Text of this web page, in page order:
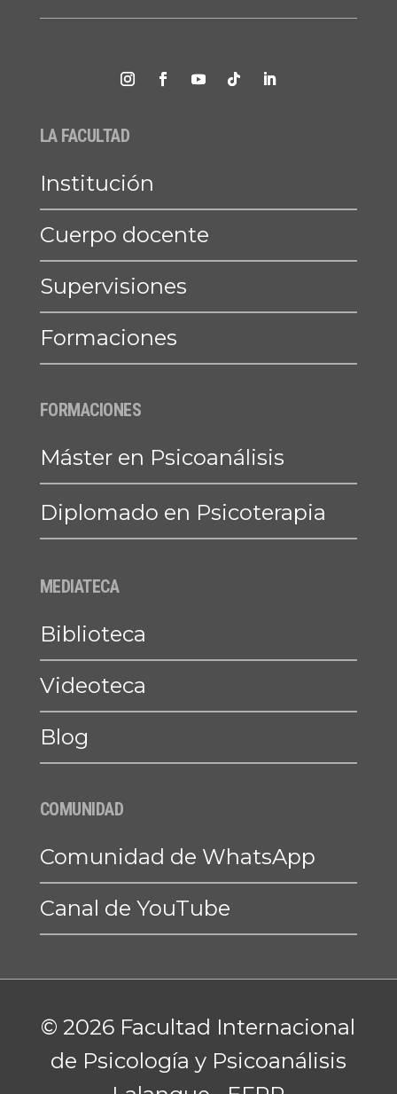
LA FACULTAD
Institución
Cuerpo docente
Supervisiones
Formaciones
FORMACIONES
Máster en Psicoanálisis
Diplomado en Psicoterapia
MEDIATECA
Biblioteca
Videoteca
Blog
COMUNIDAD
Comunidad de WhatsApp
Canal de YouTube
© 2026 Facultad Internacional
de Psicología y Psicoanálisis